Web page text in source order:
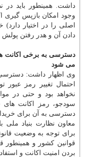
داشت. همینطور باید در
وجود امکان بازپس گیری
اصلی را در اختیار
دادن آن و هدر رفتن پولش
دسترسی به برخی اکانت
می شود
وی اظهار داشت:
احتمال تغییر رمز
نخواهد بود و حتی در
سودجو، رمز اکانت های
دسترسی به آن برای
معاون نظارت بنیاد ملی
برای توجه به وضعیت
قوانین کشور و همینطور
بردن امنیت اکانت و